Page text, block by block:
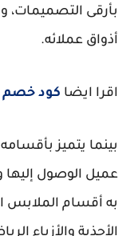
بأرقى التصميمات،
أذواق عملائه.
اقرا ايضا كود خصم
بينما يتميز
عميل الوصول
به أقسام الملابس
الأحذية والأزياء